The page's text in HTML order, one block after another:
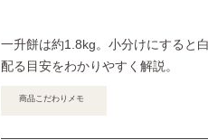
一升餅は約1.8kg。小分けにすると
配る目安をわかりやすく解説。
商品こだわりメモ